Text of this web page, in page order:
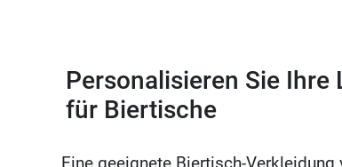
Personalisieren Sie Ihre
für Biertische
Eine geeignete Biertisch-